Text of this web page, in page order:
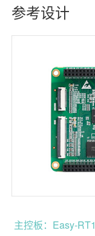
参考设计
主控板：Easy-